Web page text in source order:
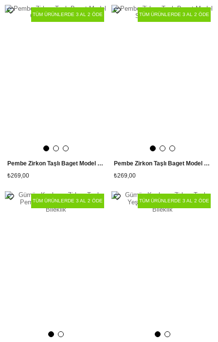
Pembe Zirkon Taşlı Baget Model Gold Su Yolu Bileklik
₺269,00
TÜM ÜRÜNLERDE 3 AL 2 ÖDE
Pembe Zirkon Taşlı Baget Model Silver Su Yolu Bileklik
₺269,00
TÜM ÜRÜNLERDE 3 AL 2 ÖDE
TÜM ÜRÜNLERDE 3 AL 2 ÖDE TÜM ÜRÜNLERDE 3 AL 2 ÖDE